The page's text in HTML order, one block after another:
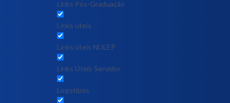
Links Pós-Graduação
Links úteis
Links úteis NULEP
Links Úteis Servidor
Logotipos